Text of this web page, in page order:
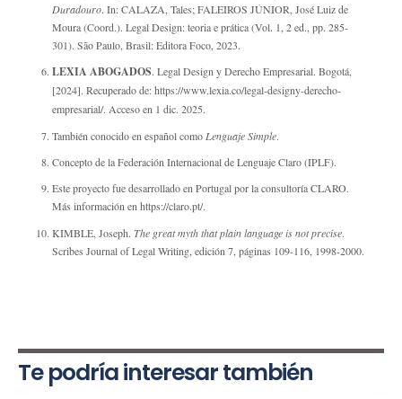
Duradouro. In: CALAZA, Tales; FALEIROS JÚNIOR, José Luiz de
Moura (Coord.). Legal Design: teoria e prática (Vol. 1, 2 ed., pp. 285-
301). São Paulo, Brasil: Editora Foco, 2023.
LEXIA ABOGADOS. Legal Design y Derecho Empresarial. Bogotá,
[2024]. Recuperado de:https://www.lexia.co/legal-designy-derecho-
empresarial/. Acceso en 1 dic. 2025.
También conocido en español comoLenguaje Simple.
Concepto de la Federación Internacional de Lenguaje Claro (IPLF).
Este proyecto fue desarrollado en Portugal por la consultoría CLARO.
Más información enhttps://claro.pt/.
KIMBLE, Joseph. The great myth that plain language is not precise.
Scribes Journal of Legal Writing, edición 7, páginas 109-116, 1998-2000.
Te podría interesar también